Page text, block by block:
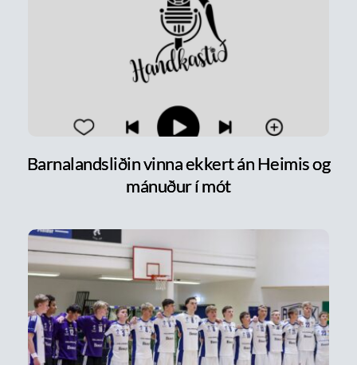
Barnalandsliðin vinna ekkert án Heimis og
mánuður í mót